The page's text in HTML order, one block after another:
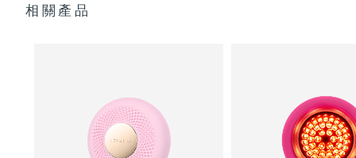
2年質保 (西班牙：3年質保)
相關產品
越南